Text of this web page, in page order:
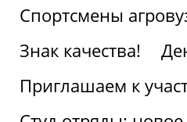
Спортсмены
Знак качества!
Приглашаем к